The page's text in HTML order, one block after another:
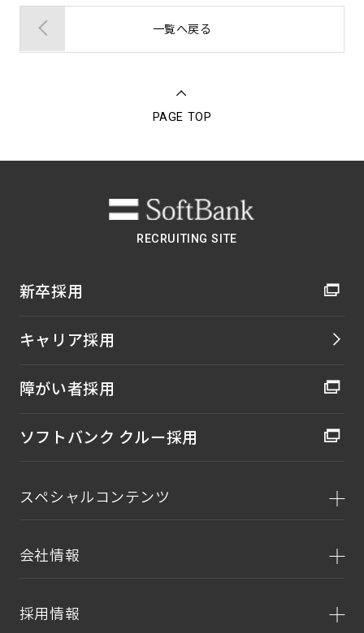
一覧へ戻る
PAGE TOP
RECRUITING SITE
新卒採用
キャリア採用
障がい者採用
ソフトバンク クルー採用
スペシャルコンテンツ
会社情報
採用情報